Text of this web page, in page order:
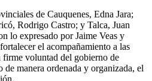
de Cauquenes, Edna Jara;
Rodrigo Castro; y Talca, Juan
lo expresado por Jaime Veas y
el acompañamiento a las
firme voluntad del gobierno de
manera ordenada y organizada, el